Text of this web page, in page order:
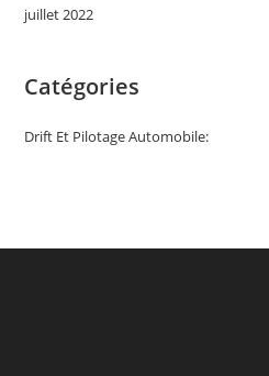
juillet 2022
Catégories
Drift Et Pilotage Automobile: